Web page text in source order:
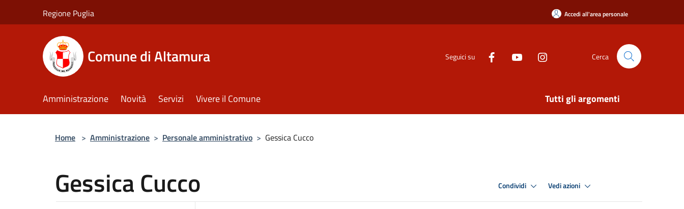
Regione Puglia Accedi all'area personale
Comune di Altamura Seguici su Cerca
Amministrazione Novità Servizi Vivere il Comune Tutti gli argomenti
Home > Amministrazione > Personale amministrativo > Gessica Cucco
Gessica Cucco Condividi Vedi azioni